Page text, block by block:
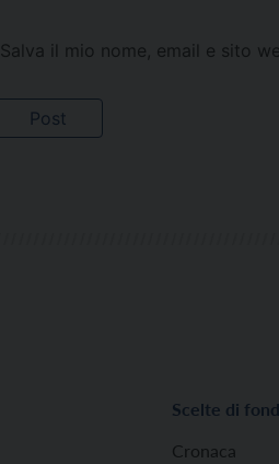
Salva il mio nome, email e sito
Scelte di
Cronaca